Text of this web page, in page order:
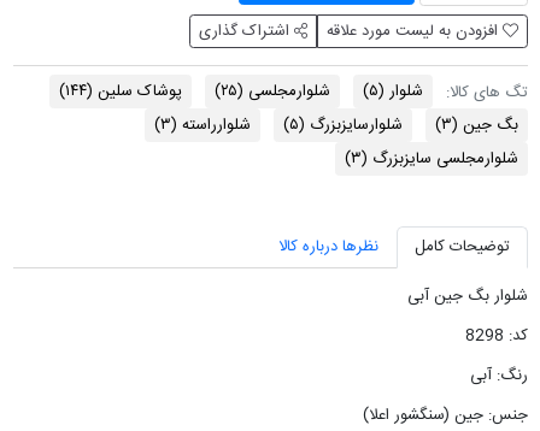
افزودن به لیست مورد علاقه
اشتراک گذاری
تگ های کالا: شلوار (۵) شلوارمجلسی (۲۵) پوشاک سلین (۱۴۴)
بگ جین (۳) شلوارسایزبزرگ (۵) شلوارراسته (۳)
شلوارمجلسی سایزبزرگ (۳)
توضیحات کامل
نظرها درباره کالا
شلوار بگ جین آبی
کد: 8298
رنگ: آبی
جنس: جین (سنگشور اعلا)